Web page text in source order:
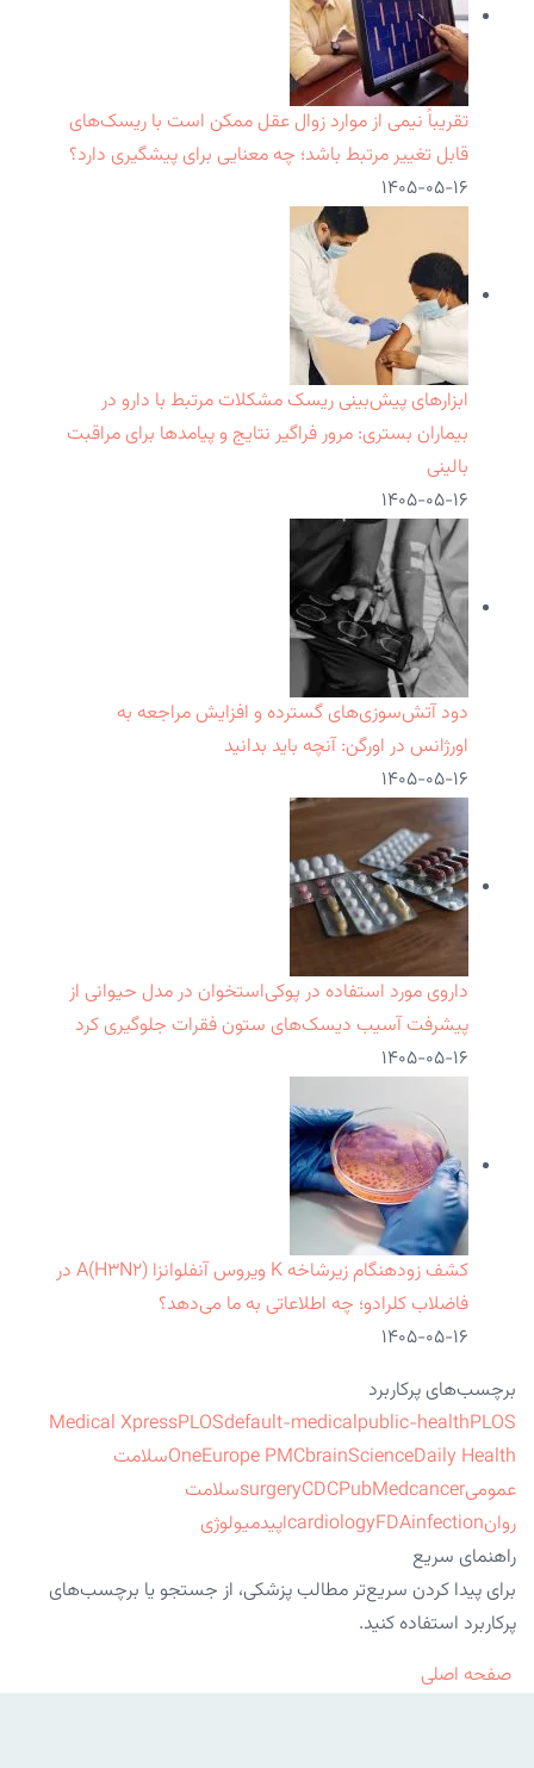
تقریباً نیمی از موارد زوال عقل ممکن است با ریسک‌های
قابل تغییر مرتبط باشد؛ چه معنایی برای پیشگیری دارد؟
۱۴۰۵-۰۵-۱۶
ابزارهای پیش‌بینی ریسک مشکلات مرتبط با دارو در
بیماران بستری: مرور فراگیر نتایج و پیامدها برای مراقبت
بالینی
۱۴۰۵-۰۵-۱۶
دود آتش‌سوزی‌های گسترده و افزایش مراجعه به
اورژانس در اورگن: آنچه باید بدانید
۱۴۰۵-۰۵-۱۶
داروی مورد استفاده در پوکی‌استخوان در مدل حیوانی از
پیشرفت آسیب دیسک‌های ستون فقرات جلوگیری کرد
۱۴۰۵-۰۵-۱۶
کشف زودهنگام زیرشاخه K ویروس آنفلوانزا A(H۳N۲) در
فاضلاب کلرادو؛ چه اطلاعاتی به ما می‌دهد؟
۱۴۰۵-۰۵-۱۶
برچسب‌های پرکاربرد
Medical XpressPLOSdefault-medicalpublic-healthPLOS
OneEurope PMCbrainScienceDaily Health
سلامت
عمومی
surgeryCDCPubMedcancer
سلامت
روان
cardiologyFDAinfection
اپیدمیولوژی
راهنمای سریع
برای پیدا کردن سریع‌تر مطالب پزشکی، از جستجو یا برچسب‌های
پرکاربرد استفاده کنید.
صفحه اصلی